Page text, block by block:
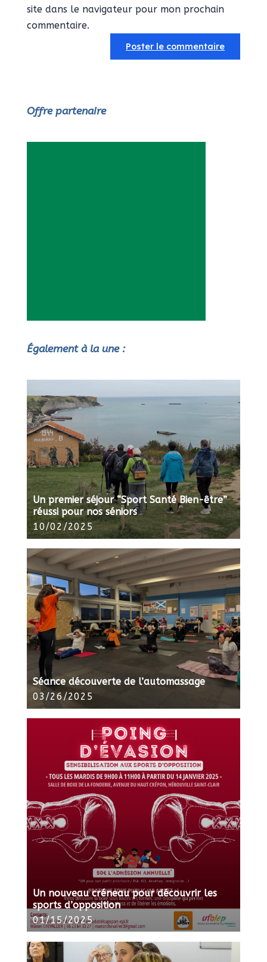
site dans le navigateur pour mon prochain
commentaire.
Offre partenaire
Également à la une :
Un premier séjour “Sport Santé Bien-être”
réussi pour nos séniors
10/02/2025
Séance découverte de l’automassage
03/26/2025
Un nouveau créneau pour découvrir les
sports d’opposition
01/15/2025